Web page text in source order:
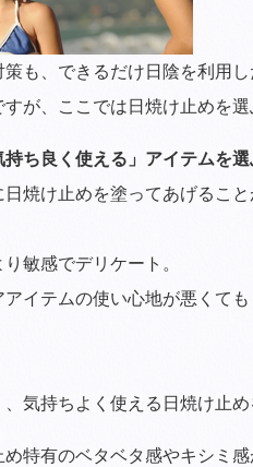
策も、できるだけ日陰を利用
が、ここでは日焼け止めを選
持ち良く使える」アイテムを選
日焼け止めを塗ってあげるこ
敏感でデリケート。
イテムの使い心地が悪くて
気持ちよく使える日焼け止め
特有のベタベタ感やキシミ